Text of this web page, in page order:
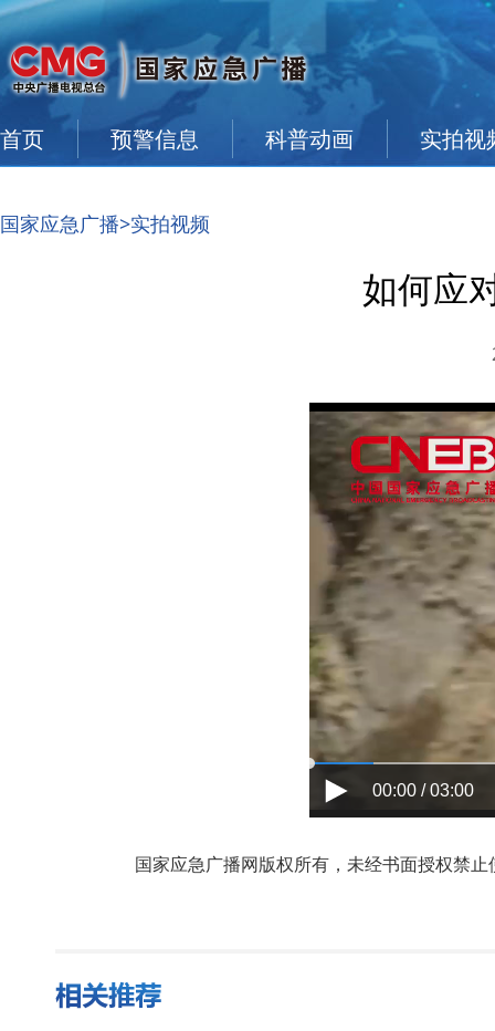
首页 预警信息 科普动画 实拍视
国家应急广播>实拍视频
如何应
00:00 / 03:00
国家应急广播网版权所有，未经书面授权禁